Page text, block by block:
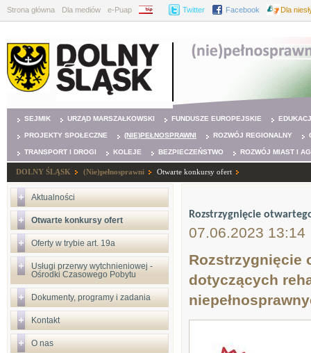
Strona główna Dla mediów e-Puap BIP Twitter Facebook Dla
SEJMIK URZĄD MARSZAŁKOWSKI FUNDUSZE EUROPEJSKIE
PROJEKTY SPOŁECZNE (NIE)PEŁNOSPRAWNI ROZWÓJ REGIONALNY
TRANSPORT I DROGI KOLEJE BEZPIECZEŃSTWO ROZWÓJ MIAST I
DOLNY ŚLĄSK (Nie)pełnosprawni Otwarte konkursy ofert
Aktualności
Otwarte konkursy ofert
Oferty w trybie art. 19a
Usługi przerwy wytchnieniowej -
Ośrodki Czasowego Pobytu
Dokumenty, programy i zadania
Kontakt
O nas
Rozstrzygnięcie
07.06.2023 13:14
Rozstrzygnięcie
dotyczących